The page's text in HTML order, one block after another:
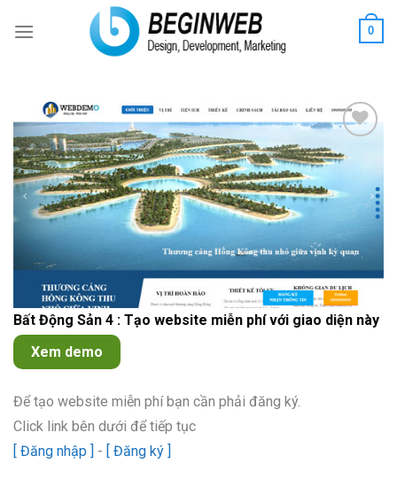
0
Add to
Wishlist
Bất Động Sản 4 : Tạo website miễn phí với giao diện này
Xem demo
Để tạo website miễn phí bạn cần phải đăng ký.
Click link bên dưới để tiếp tục
[ Đăng nhập ]
- [ Đăng ký ]